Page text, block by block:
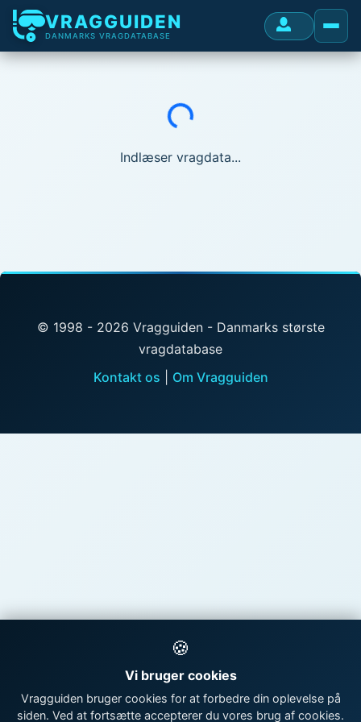
VRAGGUIDEN
DANMARKS VRAGDATABASE
Indlæser...
Indlæser vragdata...
© 1998 - 2026 Vragguiden - Danmarks største
vragdatabase
Kontakt os
Om Vragguiden
🍪
Vi bruger cookies
Vragguiden bruger cookies for at forbedre din oplevelse på
siden. Ved at fortsætte accepterer du vores brug af cookies.